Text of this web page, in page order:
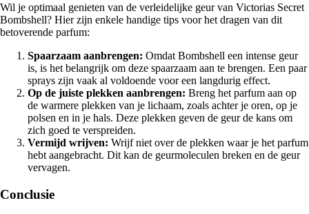
Wil je optimaal genieten van de verleidelijke geur van Victorias Secret
Bombshell? Hier zijn enkele handige tips voor het dragen van dit
betoverende parfum:
Spaarzaam aanbrengen: Omdat Bombshell een intense geur
is, is het belangrijk om deze spaarzaam aan te brengen. Een paar
sprays zijn vaak al voldoende voor een langdurig effect.
Op de juiste plekken aanbrengen: Breng het parfum aan op
de warmere plekken van je lichaam, zoals achter je oren, op je
polsen en in je hals. Deze plekken geven de geur de kans om
zich goed te verspreiden.
Vermijd wrijven: Wrijf niet over de plekken waar je het parfum
hebt aangebracht. Dit kan de geurmoleculen breken en de geur
vervagen.
Conclusie